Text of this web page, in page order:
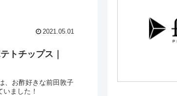
2021.05.01
トチップス｜
、お酢好きな前田敦子
ました！